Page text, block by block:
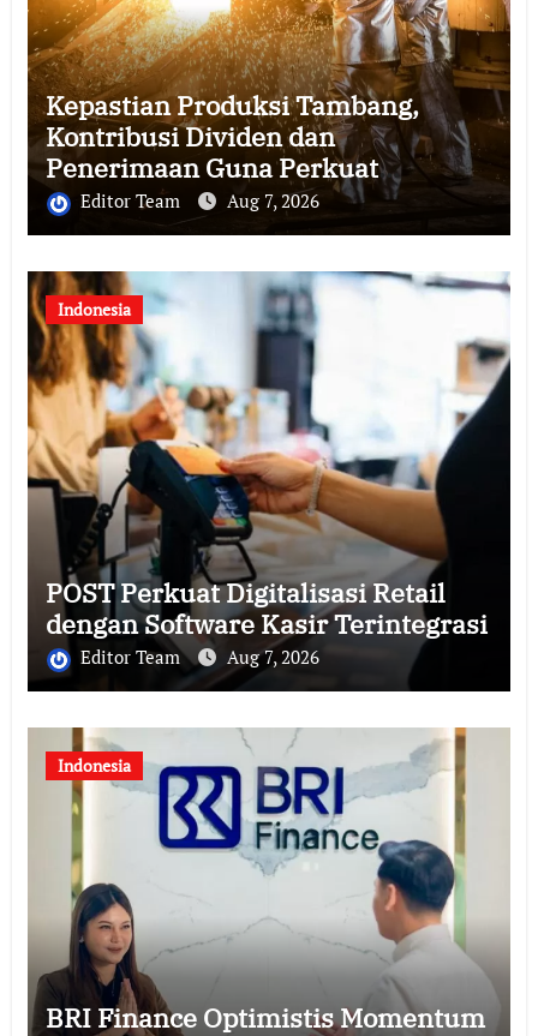
Kepastian Produksi Tambang,
Kontribusi Dividen dan
Penerimaan Guna Perkuat
Kedaulatan
Editor Team Aug 7, 2026
Indonesia
POST Perkuat Digitalisasi Retail
dengan Software Kasir Terintegrasi
Editor Team Aug 7, 2026
Indonesia
BRI Finance Optimistis Momentum